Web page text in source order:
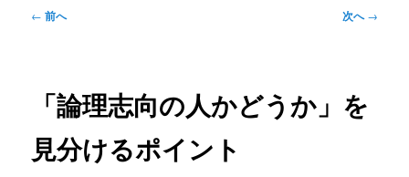
投
ョ
ン
← 前へ 次へ→
「論理志向の人かどうか」を
見分けるポイント